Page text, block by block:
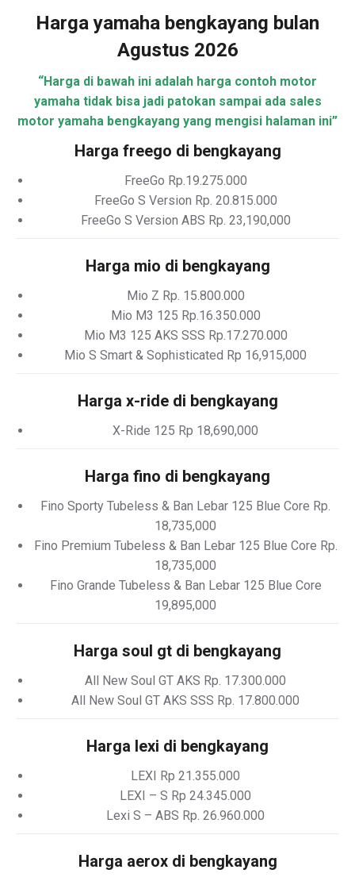
Harga yamaha bengkayang bulan
Agustus 2026
“Harga di bawah ini adalah harga contoh motor
yamaha tidak bisa jadi patokan sampai ada sales
motor yamaha bengkayang yang mengisi halaman ini”
Harga freego di bengkayang
FreeGo Rp.19.275.000
FreeGo S Version Rp. 20.815.000
FreeGo S Version ABS Rp. 23,190,000
Harga mio di bengkayang
Mio Z Rp. 15.800.000
Mio M3 125 Rp.16.350.000
Mio M3 125 AKS SSS Rp.17.270.000
Mio S Smart & Sophisticated Rp 16,915,000
Harga x-ride di bengkayang
X-Ride 125 Rp 18,690,000
Harga fino di bengkayang
Fino Sporty Tubeless & Ban Lebar 125 Blue Core Rp.
18,735,000
Fino Premium Tubeless & Ban Lebar 125 Blue Core Rp.
18,735,000
Fino Grande Tubeless & Ban Lebar 125 Blue Core
19,895,000
Harga soul gt di bengkayang
All New Soul GT AKS Rp. 17.300.000
All New Soul GT AKS SSS Rp. 17.800.000
Harga lexi di bengkayang
LEXI Rp 21.355.000
LEXI – S Rp 24.345.000
Lexi S – ABS Rp. 26.960.000
Harga aerox di bengkayang